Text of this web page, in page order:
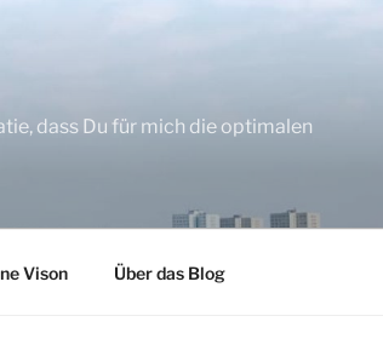
dass Du für mich die optimalen
Vison Über das Blog